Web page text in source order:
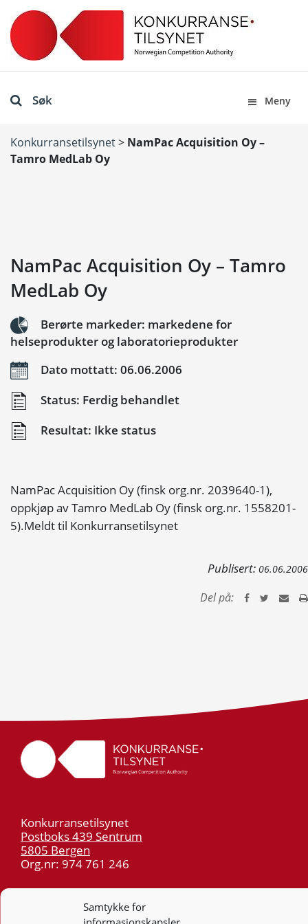
Samtykke for
Søk Meny
Konkurransetilsynet> NamPac Acquisition Oy –
Tamro MedLab Oy
NamPac Acquisition Oy – Tamro
MedLab Oy
Berørte markeder: markedene for
helseprodukter og laboratorieprodukter
Dato mottatt: 06.06.2006
Status: Ferdig behandlet
Resultat: Ikke status
NamPac Acquisition Oy (finsk org.nr. 2039640-1),
oppkjøp av Tamro MedLab Oy (finsk org.nr. 1558201-
5).Meldt til Konkurransetilsynet
Publisert: 06.06.2006
Del på:
Konkurransetilsynet
Postboks 439 Sentrum
5805 Bergen
Org.nr: 974 761 246
55 59 75 00
post@kt.no